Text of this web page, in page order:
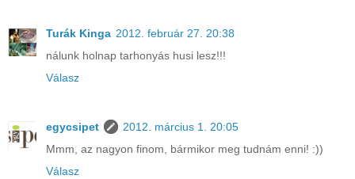
Turák Kinga 2012. február 27. 20:38
nálunk holnap tarhonyás husi lesz!!!
Válasz
egycsipet
2012. március 1. 20:05
Mmm, az nagyon finom, bármikor meg tudnám enni! :))
Válasz